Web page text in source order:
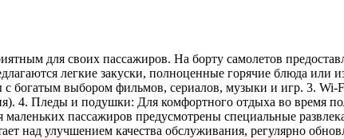
для своих пассажиров. На борту самолетов
легкие закуски, полноценные горячие блюда или
богатым выбором фильмов, сериалов, музыки и игр. 3. Wi-
4. Пледы и подушки: Для комфортного отдыха во
пассажиров предусмотрены специальные
над улучшением качества обслуживания, регулярно